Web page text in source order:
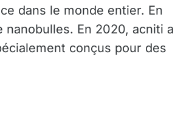
dans le monde entier. En
En 2020, acniti a
conçus pour des